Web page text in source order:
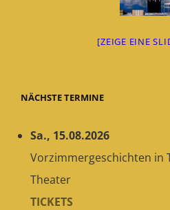
[ZEIGE EINE
NÄCHSTE TERMINE
Sa., 15.08.2026
Vorzimmergeschichten in
Theater
TICKETS